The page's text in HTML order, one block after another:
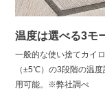
温度は選べる3モ
一般的な使い捨てカイ
（±5℃）の3段階の温
用可能。※弊社調べ